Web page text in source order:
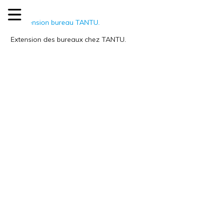
Extension des bureaux chez TANTU.